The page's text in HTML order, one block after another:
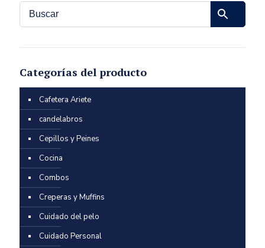
Categorías del producto
Cafetera Ariete
candelabros
Cepillos y Peines
Cocina
Combos
Creperas y Muffins
Cuidado del pelo
Cuidado Personal